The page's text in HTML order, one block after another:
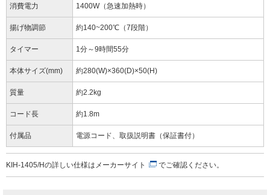
消費電力 1400W（急速加熱時）
揚げ物調節 約140~200℃（7段階）
タイマー 1分～9時間55分
本体サイズ(mm) 約280(W)×360(D)×50(H)
質量 約2.2kg
コード長 約1.8m
付属品 電源コード、取扱説明書（保証書付）
KIH-1405/Hの詳しい仕様は メーカーサイト でご確認ください。